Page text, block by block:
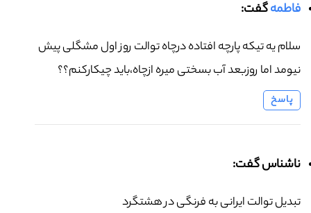
فاطمهگفت:
سلام یه تیکه پارچه افتاده درچاه توالت روز اول مشگلی پیش
نیومد اما روزبعد آب بسختی میره ازچاه،باید چیکارکنم؟؟
پاسخ
ناشناس گفت:
تبدیل توالت ایرانی به فرنگی در هشتگرد